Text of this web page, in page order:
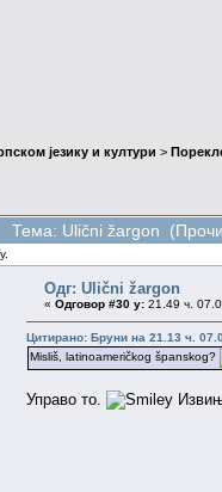
језику и култури >
Тема: Ulični žargon
Одг: Ulični žargon
« Одговор #30 у: 21.49 ч.
Цитирано: Бруни на 21.13 ч.
Misliš, latinoameričkog španskog?
Управо то.